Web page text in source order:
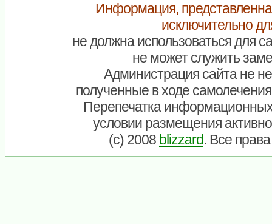
Информация,
исключительно
не должна использоваться для
не может служить
Администрация сайта не
полученные в ходе
Перепечатка
условии размещения
(c) 2008 blizzard. Все